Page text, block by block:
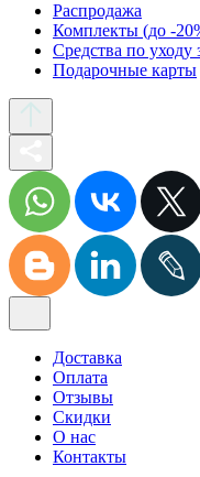
Распродажа
Комплекты (до -
Средства по уходу
Подарочные карты
Доставка
Оплата
Отзывы
Скидки
О нас
Контакты